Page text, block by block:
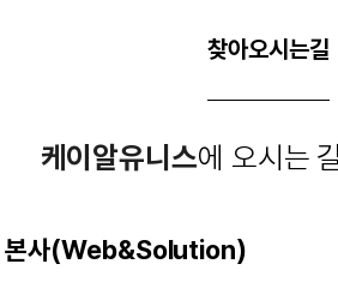
찾아오시는길
케이알유니스에 오시는
본사(Web&Solution)